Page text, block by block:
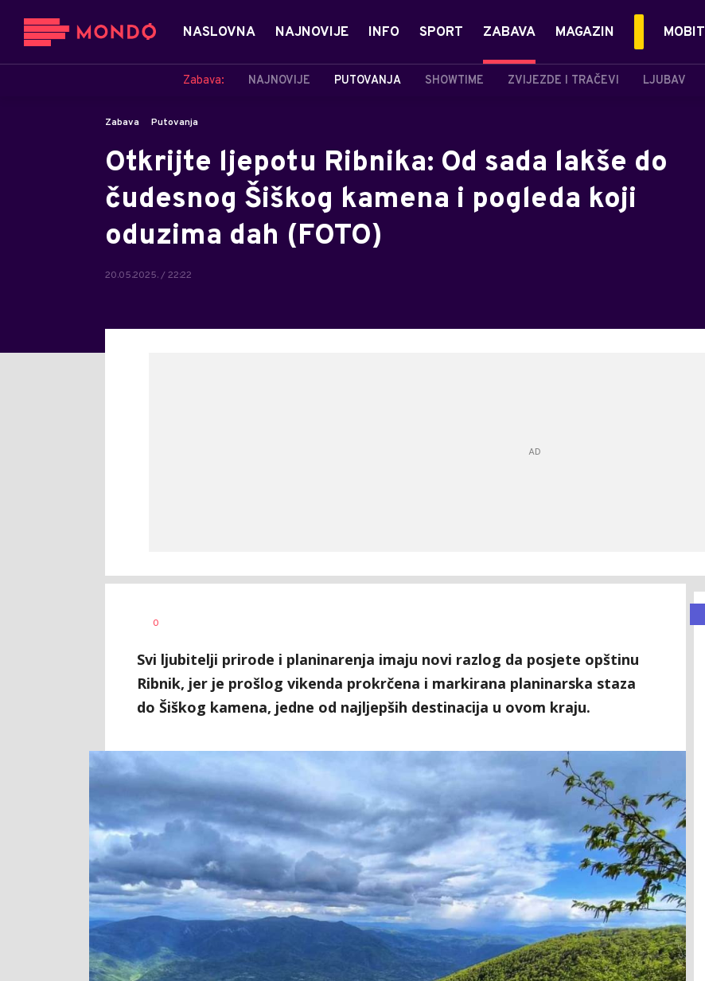
NASLOVNA NAJNOVIJE INFO SPORT ZABAVA
Zabava: NAJNOVIJE PUTOVANJA SHOWTIME ZVIJEZDE I TRAČEVI LJUBAV
MAGAZIN MOBIT
Zabava Putovanja
Otkrijte ljepotu Ribnika: Od sada lakše do
čudesnog Šiškog kamena i pogleda koji
oduzima dah (FOTO)
20.05.2025. / 22:22
AUTOR
0
Svi ljubitelji prirode i planinarenja imaju novi razlog da posjete opštinu
Ribnik, jer je prošlog vikenda prokrčena i markirana planinarska staza
do Šiškog kamena, jedne od najljepših destinacija u ovom kraju.